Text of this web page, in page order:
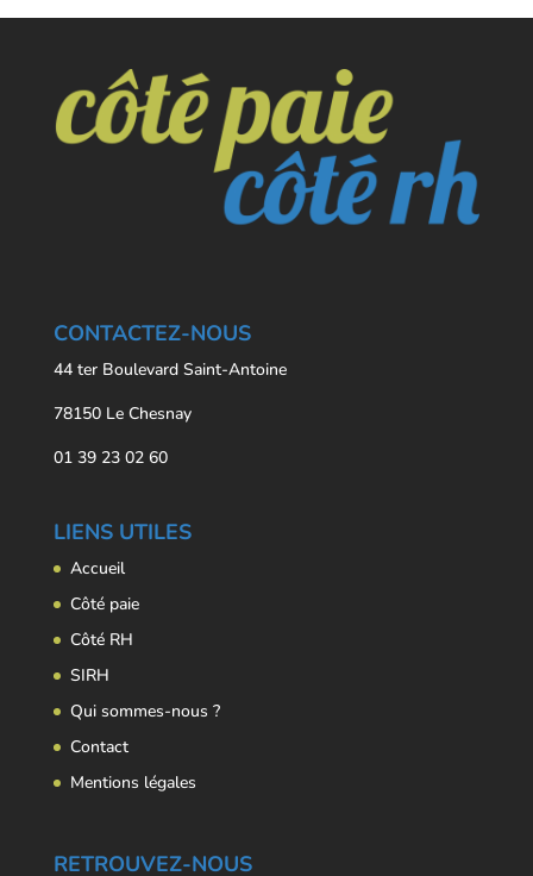
CONTACTEZ-NOUS
44 ter Boulevard Saint-Antoine
78150 Le Chesnay
01 39 23 02 60
LIENS UTILES
Accueil
Côté paie
Côté RH
SIRH
Qui sommes-nous ?
Contact
Mentions légales
RETROUVEZ-NOUS